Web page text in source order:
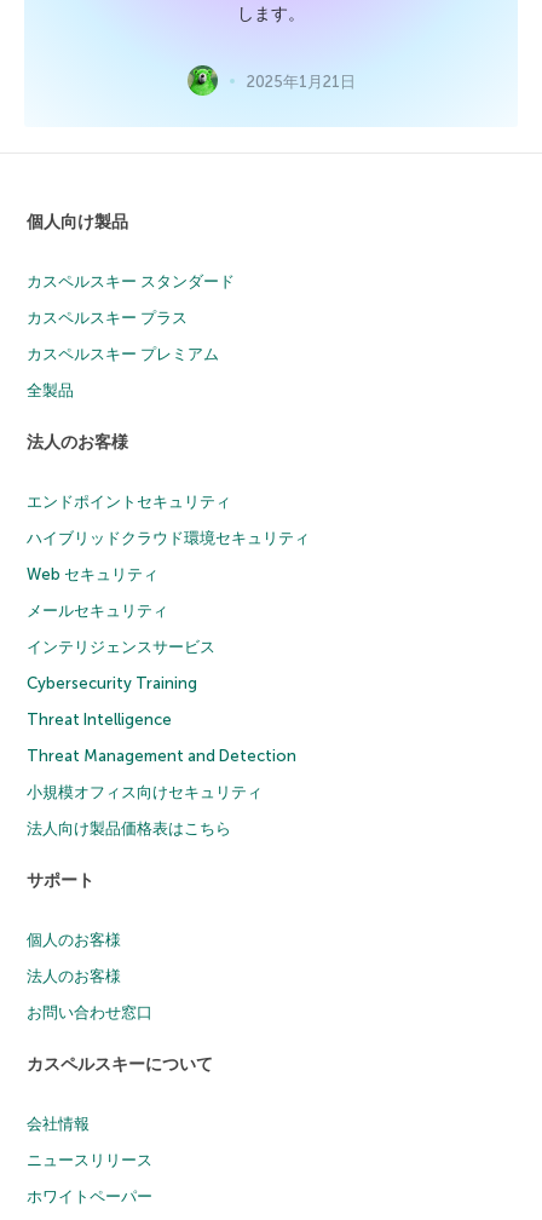
します。
2025年1月21日
個人向け製品
カスペルスキー スタンダード
カスペルスキー プラス
カスペルスキー プレミアム
全製品
法人のお客様
エンドポイントセキュリティ
ハイブリッドクラウド環境セキュリティ
Web セキュリティ
メールセキュリティ
インテリジェンスサービス
Cybersecurity Training
Threat Intelligence
Threat Management and Detection
小規模オフィス向けセキュリティ
法人向け製品価格表はこちら
サポート
個人のお客様
法人のお客様
お問い合わせ窓口
カスペルスキーについて
会社情報
ニュースリリース
ホワイトペーパー